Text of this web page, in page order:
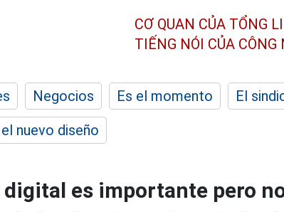
CƠ QUAN CỦA TỔNG
TIẾNG NÓI CỦA CÔNG
Negocios Es el momento El
nuevo diseño
es importante pero